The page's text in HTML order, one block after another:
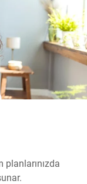
planlarınızda